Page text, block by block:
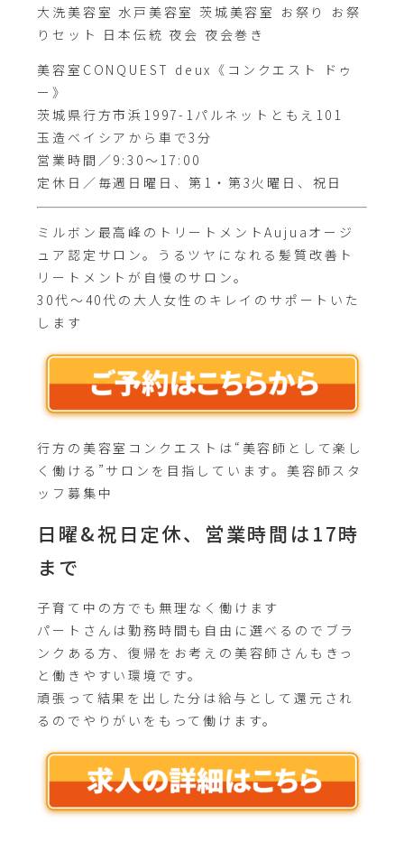
大洗美容室 水戸美容室 茨城美容室 お祭り お祭
りセット 日本伝統 夜会 夜会巻き
美容室CONQUEST deux《コンクエスト ドゥ
ー》
茨城県行方市浜1997-1パルネットともえ101
玉造ベイシアから車で3分
営業時間／9:30～17:00
定休日／毎週日曜日、第1・第3火曜日、祝日
ミルボン最高峰のトリートメントAujuaオージ
ュア認定サロン。うるツヤになれる髪質改善ト
リートメントが自慢のサロン。
30代～40代の大人女性のキレイのサポートいた
します
行方の美容室コンクエストは“美容師として楽し
く働ける”サロンを目指しています。美容師スタ
ッフ募集中
日曜&祝日定休、営業時間は17時
まで
子育て中の方でも無理なく働けます
パートさんは勤務時間も自由に選べるのでブラ
ンクある方、復帰をお考えの美容師さんもきっ
と働きやすい環境です。
頑張って結果を出した分は給与として還元され
るのでやりがいをもって働けます。